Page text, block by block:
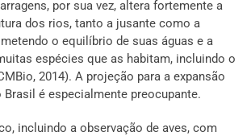
por sua vez, altera fortemente a
dos rios, tanto a jusante como a
o equilíbrio de suas águas e a
espécies que as habitam, incluindo o
2014). A projeção para a expansão
é especialmente preocupante.
incluindo a observação de aves, com